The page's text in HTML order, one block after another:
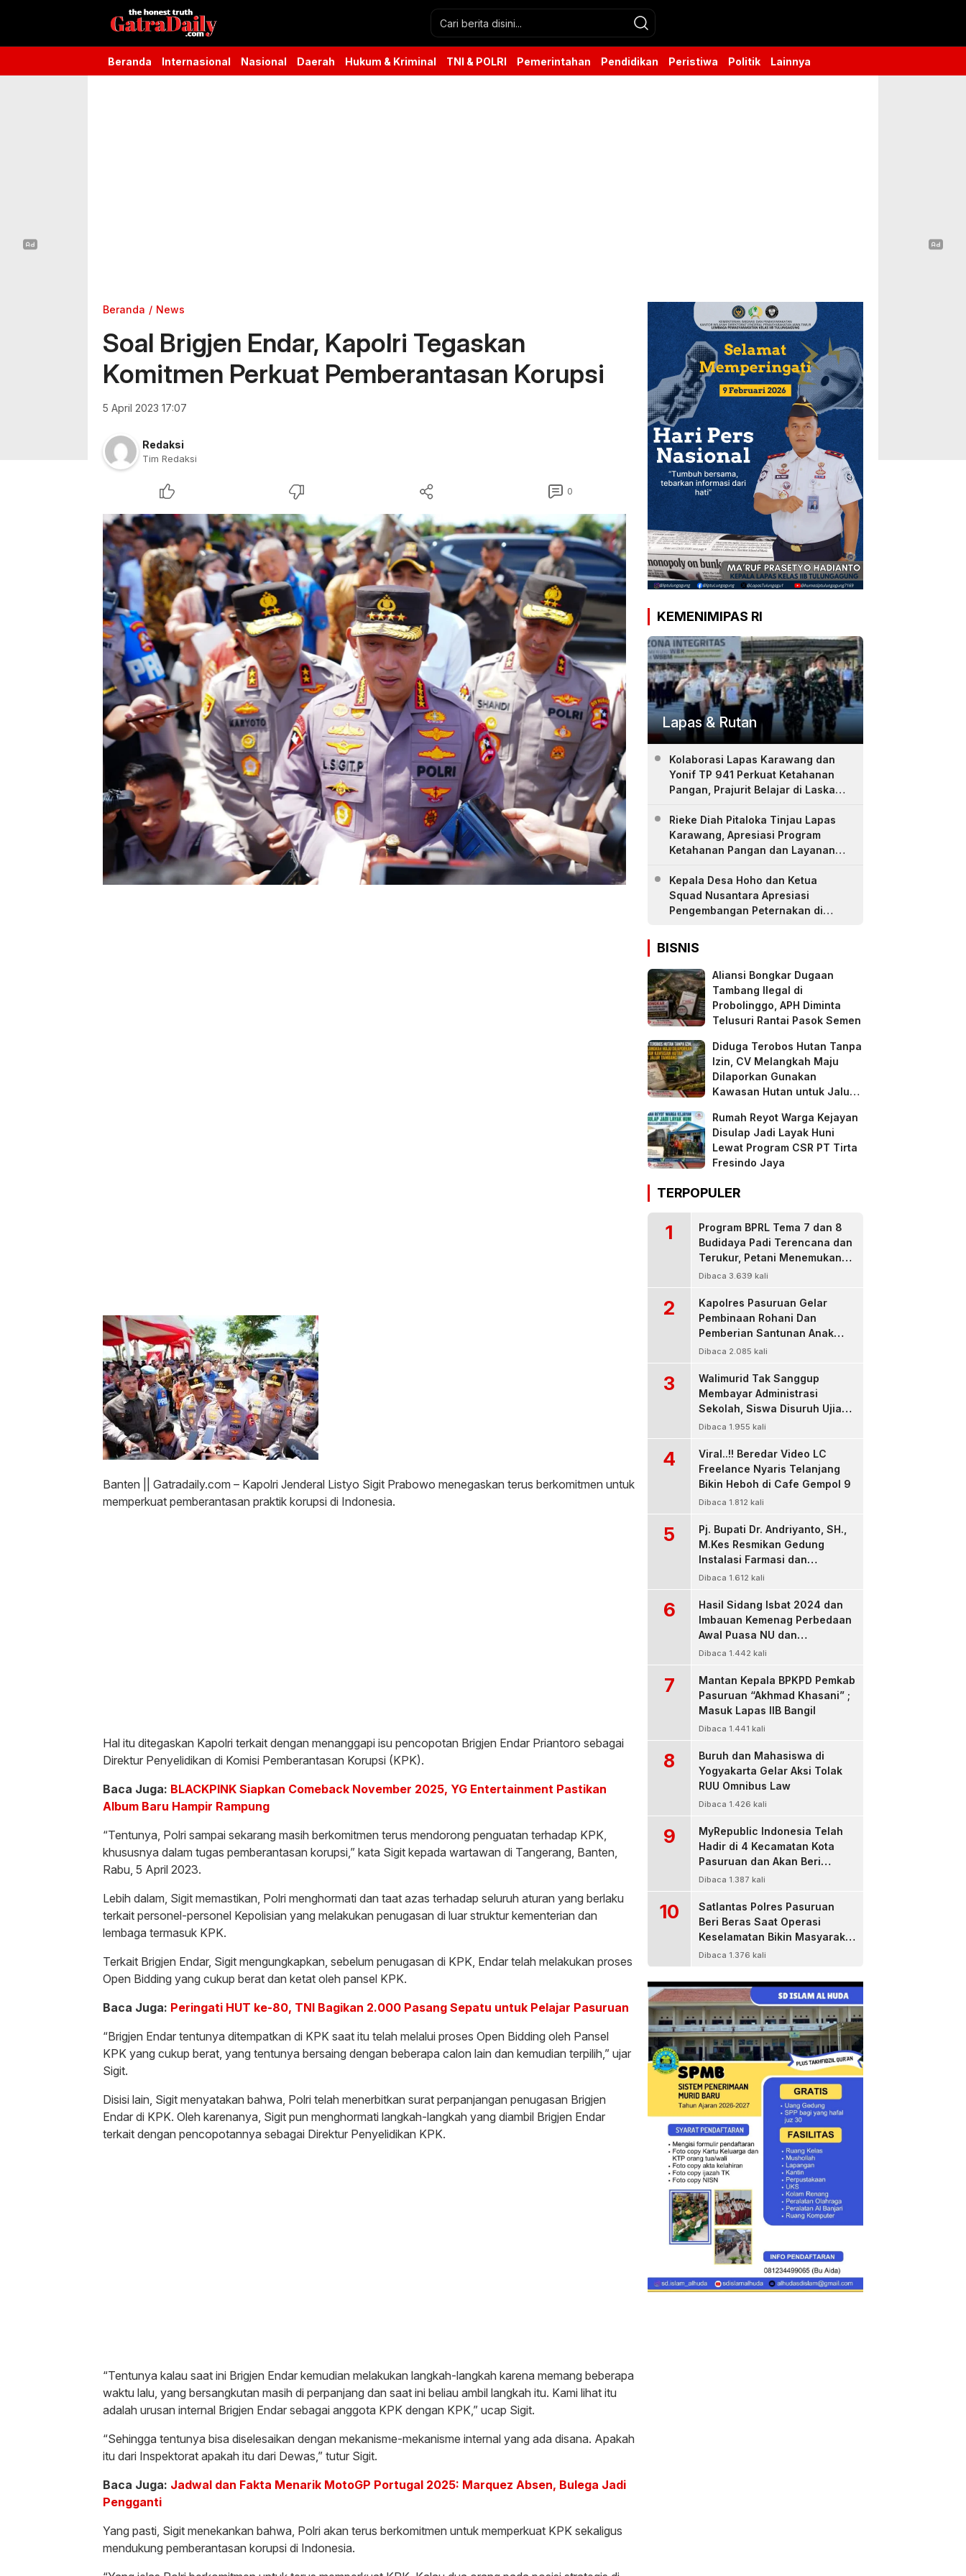
Gatra Daily
the honest truth
Beranda Internasional Nasional Daerah Hukum & Kriminal TNI & POLRI Pemerintahan Pendidikan Peristiwa Politik Lainnya
Beranda News
Soal Brigjen Endar, Kapolri Tegaskan
Komitmen Perkuat Pemberantasan Korupsi
5 April 2023 17:07
Redaksi
Tim Redaksi
0
Banten || Gatradaily.com – Kapolri Jenderal Listyo Sigit Prabowo menegaskan terus berkomitmen untuk
memperkuat pemberantasan praktik korupsi di Indonesia.
Hal itu ditegaskan Kapolri terkait dengan menanggapi isu pencopotan Brigjen Endar Priantoro sebagai
Direktur Penyelidikan di Komisi Pemberantasan Korupsi (KPK).
Baca Juga: BLACKPINK Siapkan Comeback November 2025, YG Entertainment Pastikan
Album Baru Hampir Rampung
“Tentunya, Polri sampai sekarang masih berkomitmen terus mendorong penguatan terhadap KPK,
khususnya dalam tugas pemberantasan korupsi,” kata Sigit kepada wartawan di Tangerang, Banten,
Rabu, 5 April 2023.
Lebih dalam, Sigit memastikan, Polri menghormati dan taat azas terhadap seluruh aturan yang berlaku
terkait personel-personel Kepolisian yang melakukan penugasan di luar struktur kementerian dan
lembaga termasuk KPK.
Terkait Brigjen Endar, Sigit mengungkapkan, sebelum penugasan di KPK, Endar telah melakukan proses
Open Bidding yang cukup berat dan ketat oleh pansel KPK.
Baca Juga: Peringati HUT ke-80, TNI Bagikan 2.000 Pasang Sepatu untuk Pelajar Pasuruan
“Brigjen Endar tentunya ditempatkan di KPK saat itu telah melalui proses Open Bidding oleh Pansel
KPK yang cukup berat, yang tentunya bersaing dengan beberapa calon lain dan kemudian terpilih,” ujar
Sigit.
Disisi lain, Sigit menyatakan bahwa, Polri telah menerbitkan surat perpanjangan penugasan Brigjen
Endar di KPK. Oleh karenanya, Sigit pun menghormati langkah-langkah yang diambil Brigjen Endar
terkait dengan pencopotannya sebagai Direktur Penyelidikan KPK.
“Tentunya kalau saat ini Brigjen Endar kemudian melakukan langkah-langkah karena memang beberapa
waktu lalu, yang bersangkutan masih di perpanjang dan saat ini beliau ambil langkah itu. Kami lihat itu
adalah urusan internal Brigjen Endar sebagai anggota KPK dengan KPK,” ucap Sigit.
“Sehingga tentunya bisa diselesaikan dengan mekanisme-mekanisme internal yang ada disana. Apakah
itu dari Inspektorat apakah itu dari Dewas,” tutur Sigit.
Baca Juga: Jadwal dan Fakta Menarik MotoGP Portugal 2025: Marquez Absen, Bulega Jadi
Pengganti
Yang pasti, Sigit menekankan bahwa, Polri akan terus berkomitmen untuk memperkuat KPK sekaligus
mendukung pemberantasan korupsi di Indonesia.
KEMENIMIPAS RI
Lapas & Rutan
Kolaborasi Lapas Karawang dan
Yonif TP 941 Perkuat Ketahanan
Pangan, Prajurit Belajar di Laskar
Rieke Diah Pitaloka Tinjau Lapas
Karawang, Apresiasi Program
Ketahanan Pangan dan Layanan
Kepala Desa Hoho dan Ketua
Squad Nusantara Apresiasi
Pengembangan Peternakan di
BISNIS
Aliansi Bongkar Dugaan
Tambang Ilegal di
Probolinggo, APH Diminta
Telusuri Rantai Pasok Semen
Diduga Terobos Hutan Tanpa
Izin, CV Melangkah Maju
Dilaporkan Gunakan
Kawasan Hutan untuk Jalur
Rumah Reyot Warga Kejayan
Disulap Jadi Layak Huni
Lewat Program CSR PT Tirta
Fresindo Jaya
TERPOPULER
1
Program BPRL Tema 7 dan 8
Budidaya Padi Terencana dan
Terukur, Petani Menemukan
Penanggulangan Hama
Dibaca 3.639 kali
2
Kapolres Pasuruan Gelar
Pembinaan Rohani Dan
Pemberian Santunan Anak
Yatim untuk Tingkatkan
Dibaca 2.085 kali
3
Walimurid Tak Sanggup
Membayar Administrasi
Sekolah, Siswa Disuruh Ujian
di Luar Kelas
Dibaca 1.955 kali
4
Viral..!! Beredar Video LC
Freelance Nyaris Telanjang
Bikin Heboh di Cafe Gempol 9
Dibaca 1.812 kali
5
Pj. Bupati Dr. Andriyanto, SH.,
M.Kes Resmikan Gedung
Instalasi Farmasi dan
Dropzone IGD, RSUD Bangil
Dibaca 1.612 kali
6
Hasil Sidang Isbat 2024 dan
Imbauan Kemenag Perbedaan
Awal Puasa NU dan
Muhamadiyah
Dibaca 1.442 kali
7
Mantan Kepala BPKPD Pemkab
Pasuruan “Akhmad Khasani” ;
Masuk Lapas IIB Bangil
Dibaca 1.441 kali
8
Buruh dan Mahasiswa di
Yogyakarta Gelar Aksi Tolak
RUU Omnibus Law
Dibaca 1.426 kali
9
MyRepublic Indonesia Telah
Hadir di 4 Kecamatan Kota
Pasuruan dan Akan Beri
Pelayanan Terbaik Untuk
Dibaca 1.387 kali
10
Satlantas Polres Pasuruan
Beri Beras Saat Operasi
Keselamatan Bikin Masyarakat
Senang
Dibaca 1.376 kali